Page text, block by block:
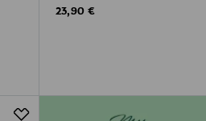
Original Price
23,90 €